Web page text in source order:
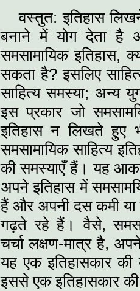
वस्‍तुत: इतिहास
बनाने में योग देता है
समसामायिक इतिहास,
सकता है? इसलिए
साहित्‍य समस्‍या; अन्‍य
इस प्रकार जो
इतिहास न लिखते हुए
समसामायिक साहित्‍य
की समस्‍याएँ हैं। यह
अपने इतिहास में
हैं और अपनी दस कमी या
गढ़ते रहे हैं। वैसे,
चर्चा लक्षण-मात्र है,
यह एक इतिहासकार
इससे एक इतिहासकार